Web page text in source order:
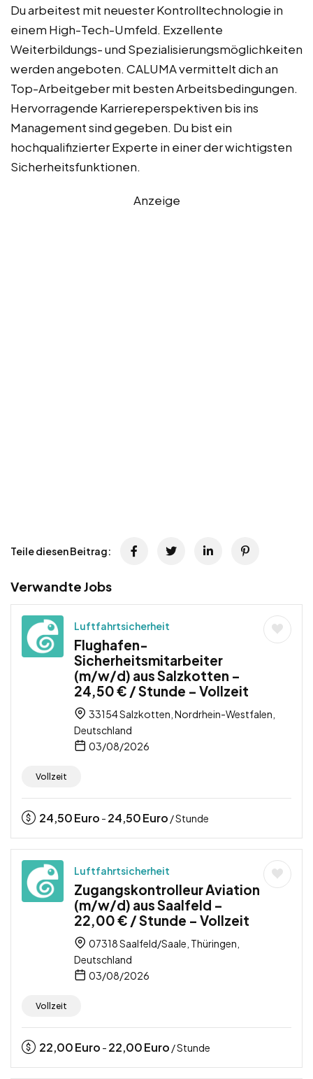
Du arbeitest mit neuester Kontrolltechnologie in
einem High-Tech-Umfeld. Exzellente
Weiterbildungs- und Spezialisierungsmöglichkeiten
werden angeboten. CALUMA vermittelt dich an
Top-Arbeitgeber mit besten Arbeitsbedingungen.
Hervorragende Karriereperspektiven bis ins
Management sind gegeben. Du bist ein
hochqualifizierter Experte in einer der wichtigsten
Sicherheitsfunktionen.
Anzeige
Teile diesen Beitrag:
Verwandte Jobs
Luftfahrtsicherheit
Flughafen-
Sicherheitsmitarbeiter
(m/w/d) aus Salzkotten –
24,50 € / Stunde – Vollzeit
33154 Salzkotten, Nordrhein-Westfalen,
Deutschland
03/08/2026
Vollzeit
24,50Euro - 24,50Euro / Stunde
Luftfahrtsicherheit
Zugangskontrolleur Aviation
(m/w/d) aus Saalfeld –
22,00 € / Stunde – Vollzeit
07318 Saalfeld/Saale, Thüringen,
Deutschland
03/08/2026
Vollzeit
22,00Euro - 22,00Euro / Stunde